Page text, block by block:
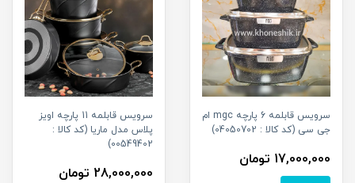
سرویس قابلمه 6 پارچه mgc ام
جی سی (کد کالا : 04050702)
17,000,000 تومان
سرویس قابلمه 11 پارچه اویز
پلاس مدل ماریا (کد کالا :
00549402)
28,000,000 تومان